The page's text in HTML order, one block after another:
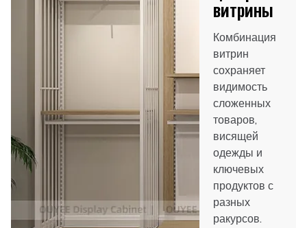
витрины
Комбинация
витрин
сохраняет
видимость
сложенных
товаров,
висящей
одежды и
ключевых
продуктов с
разных
ракурсов.